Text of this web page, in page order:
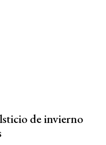
de invierno